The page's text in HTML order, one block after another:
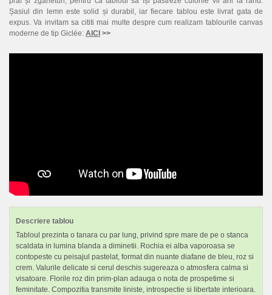
Șasiul din lemn este solid și durabil, iar fiecare tablou este livrat gata de
expus. Va invitam sa cititi mai multe despre cum realizam tablourile canvas
moderne de tip Giclée: AICI >>
Descriere tablou
Tabloul prezinta o tanara cu par lung, privind spre mare de pe o stanca
scaldata in lumina blanda a diminetii. Rochia ei alba vaporoasa se
contopeste cu peisajul pastelat, format din nuante diafane de bleu, roz si
crem. Valurile delicate si cerul deschis sugereaza o atmosfera calma si
visatoare. Florile roz din prim-plan adauga o nota de prospetime si
feminitate. Compozitia transmite liniste, introspectie si libertate interioara.